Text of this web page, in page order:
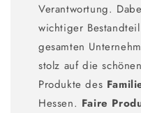
Verantwortung.
wichtiger
gesamten
stolz auf die
Produkte des
Hessen. Faire